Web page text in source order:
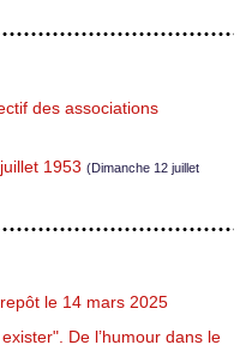
des associations
1953 (Dimanche 12 juillet
le 14 mars 2025
De l’humour dans le